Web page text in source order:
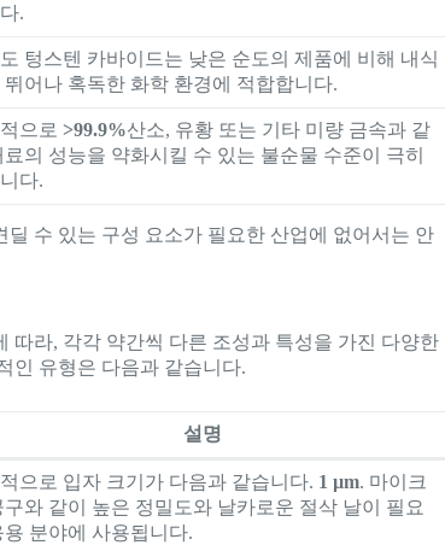
.
텅스텐 카바이드는 낮은 순도의 제품에 비해 내식
뛰어나 혹독한 화학 환경에 적합합니다.
으로>99.9%산소, 유황 또는 기타 미량 금속과 같
료의 성능을 약화시킬 수 있는 불순물 수준이 극히
다.
수 있는 구성 요소가 필요한 산업에 없어서는 안
따라, 각각 약간씩 다른 조성과 특성을 가진 다양한
인 유형은 다음과 같습니다.
설명
으로 입자 크기가 다음과 같습니다. 1 µm. 마이크
구와 같이 높은 정밀도와 날카로운 절삭 날이 필요
용 분야에 사용됩니다.